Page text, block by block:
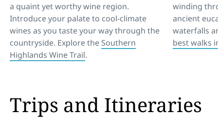
a quaint yet worthy wine region.
Introduce your palate to cool-climate
wines as you taste your way through the
countryside. Explore the Southern
Highlands Wine Trail.
winding
ancient
waterfalls
best walks
Trips and Itineraries